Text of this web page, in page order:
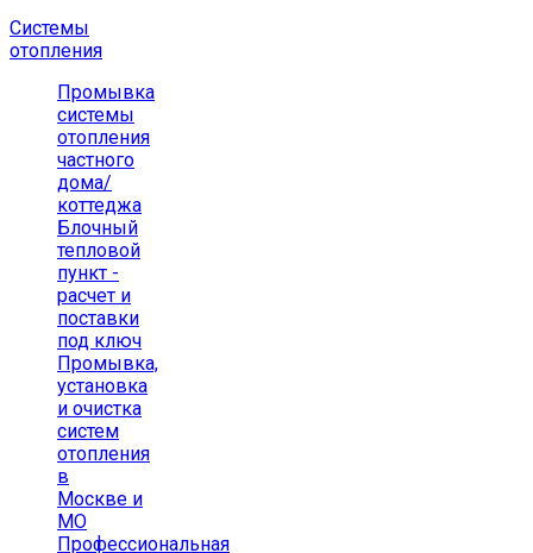
Системы
отопления
Промывка
системы
отопления
частного
дома/
коттеджа
Блочный
тепловой
пункт -
расчет и
поставки
под ключ
Промывка,
установка
и очистка
систем
отопления
в
Москве и
МО
Профессиональная